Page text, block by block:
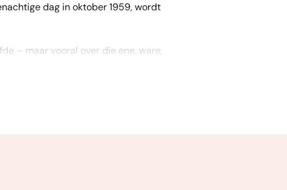
dag in oktober 1959, wordt
– maar vooral over die ene, ware,
roman. Met een goede